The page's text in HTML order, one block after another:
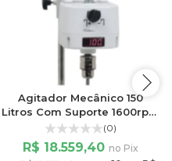
Agitador Mecânico 150
Litros Com Suporte 1600rpm
Fisatom (0)
R$ 18.559,40 no Pix